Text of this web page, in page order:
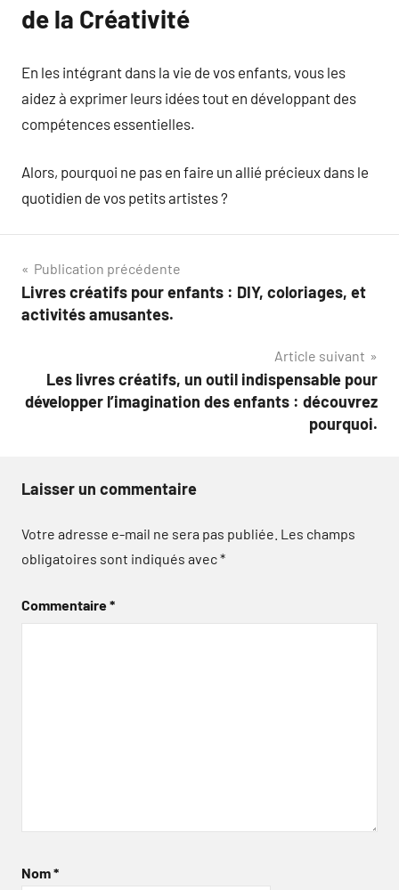
de la Créativité
En les intégrant dans la vie de vos enfants, vous les
aidez à exprimer leurs idées tout en développant des
compétences essentielles.
Alors, pourquoi ne pas en faire un allié précieux dans le
quotidien de vos petits artistes ?
Navigation
de
Publication précédente
Livres créatifs pour enfants : DIY, coloriages, et
activités amusantes.
Article suivant
Les livres créatifs, un outil indispensable pour
développer l’imagination des enfants : découvrez
pourquoi.
Laisser un commentaire
Votre adresse e-mail ne sera pas publiée. Les champs
obligatoires sont indiqués avec*
Commentaire*
Nom*